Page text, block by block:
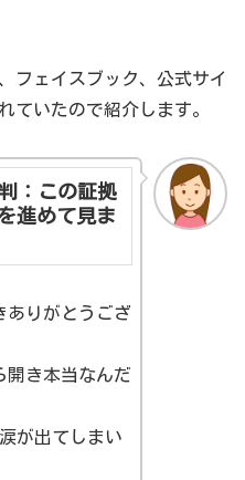
フェイスブック、公式サイ
ていたので紹介します。
：この証拠
進めて見ま
ありがとうござ
開き本当なんだ
が出てしまい